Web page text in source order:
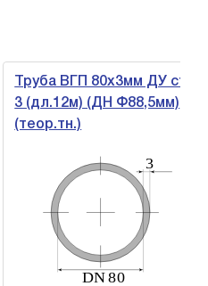
Труба ВГП 80х3мм ДУ ст.1-
3 (дл.12м) (ДН Ф88,5мм)
(теор.тн.)